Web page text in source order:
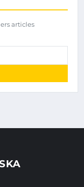
articles